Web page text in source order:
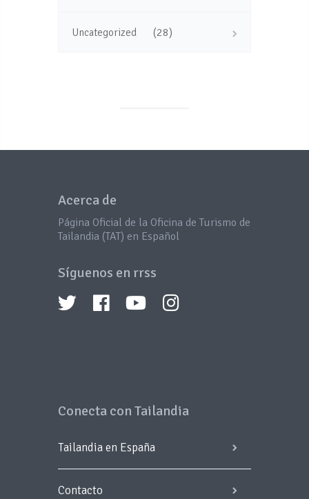
Uncategorized (28)
Acerca de
Página Oficial de la Oficina de Turismo de
Tailandia (TAT) en Español
Síguenos en rrss
Conecta con Tailandia
Tailandia en España
Contacto